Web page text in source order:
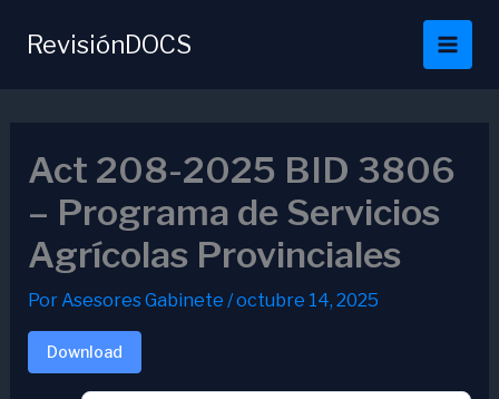
RevisiónDOCS
Act 208-2025 BID 3806
– Programa de Servicios
Agrícolas Provinciales
PorAsesores Gabinete /octubre 14, 2025
Download